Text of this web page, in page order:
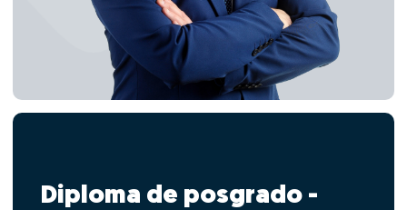
Diploma de posgrado -